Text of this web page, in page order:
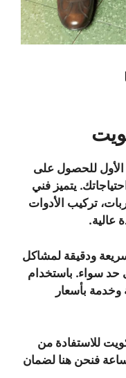
للحصول على
يتميز فني
تركيب الأدوات
عالية.
ودقيقة لمشاكل
حد سواء. باستخدام
بأسعار
للاستفادة من
فنحن هنا لضمان